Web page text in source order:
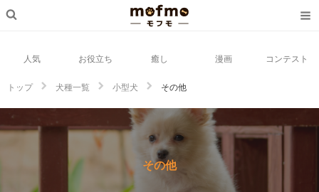
人気 お役立ち 癒し 漫画 コンテスト
トップ 犬種一覧 小型犬 その他
その他